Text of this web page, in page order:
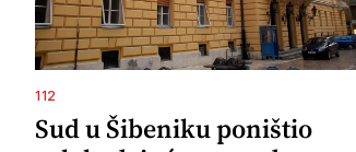
112
Sud u Šibeniku poništio